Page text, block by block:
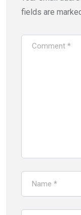
fields are